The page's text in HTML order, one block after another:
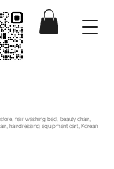
hair washing bed, beauty chair,
hairdressing equipment cart, Korean